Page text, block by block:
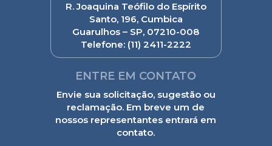
R. Joaquina Teófilo do Espírito
Santo, 196, Cumbica
Guarulhos – SP, 07210-008
Telefone:(11) 2411-2222
ENTRE EM CONTATO
Envie sua solicitação, sugestão ou
reclamação. Em breve um de
nossos representantes entrará em
contato.